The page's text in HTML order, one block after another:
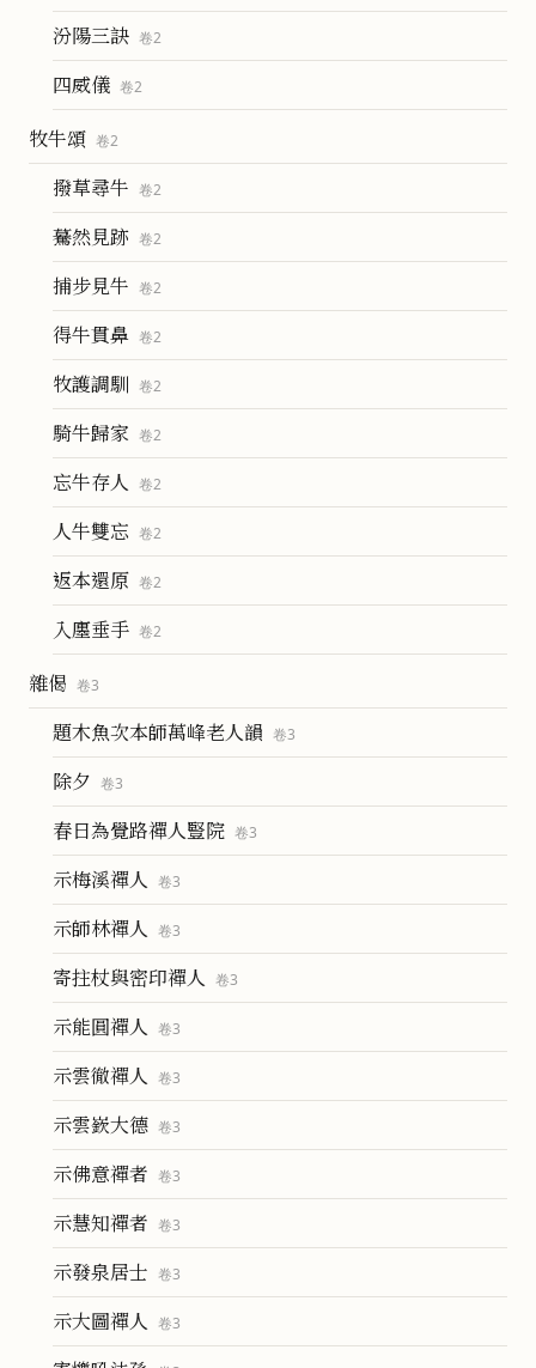
汾陽三訣 卷2
四威儀 卷2
牧牛頌 卷2
撥草尋牛 卷2
驀然見跡 卷2
捕步見牛 卷2
得牛貫鼻 卷2
牧護調馴 卷2
騎牛歸家 卷2
忘牛存人 卷2
人牛雙忘 卷2
返本還原 卷2
入廛垂手 卷2
雜偈 卷3
題木魚次本師萬峰老人韻 卷3
除夕 卷3
春日為覺路禪人豎院 卷3
示梅溪禪人 卷3
示師林禪人 卷3
寄拄杖與密印禪人 卷3
示能圓禪人 卷3
示雲徹禪人 卷3
示雲嶔大德 卷3
示佛意禪者 卷3
示慧知禪者 卷3
示發泉居士 卷3
示大圖禪人 卷3